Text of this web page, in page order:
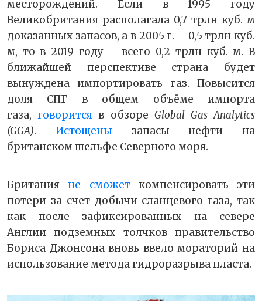
месторождений. Если в 1995 году
Великобритания располагала 0,7 трлн куб. м
доказанных запасов, а в 2005 г. – 0,5 трлн куб.
м, то в 2019 году – всего 0,2 трлн куб. м. В
ближайшей перспективе страна будет
вынуждена импортировать газ. Повысится
доля СПГ в общем объёме импорта
газа,говорится в обзоре Global Gas Analytics
(GGA). Истощенызапасы нефти на
британском шельфе Северного моря.
Британияне сможеткомпенсировать эти
потери за счет добычи сланцевого газа, так
как после зафиксированных на севере
Англии подземных толчков правительство
Бориса Джонсона вновь ввело мораторий на
использование метода гидроразрыва пласта.